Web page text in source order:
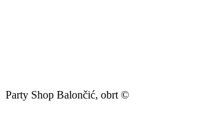
Party Shop Balončić, obrt ©